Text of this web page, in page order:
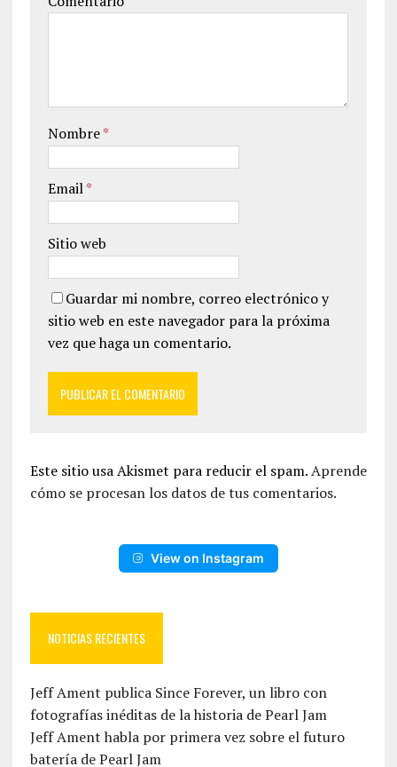
Nombre*
Email*
Sitio web
Guardar mi nombre, correo electrónico y
sitio web en este navegador para la próxima
vez que haga un comentario.
Este sitio usa Akismet para reducir el spam.Aprende
cómo se procesan los datos de tus comentarios.
View on Instagram
NOTICIAS RECIENTES
Jeff Ament publica Since Forever, un libro con
fotografías inéditas de la historia de Pearl Jam
Jeff Ament habla por primera vez sobre el futuro
batería de Pearl Jam